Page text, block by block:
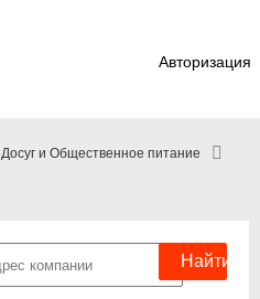
Авторизация
Досуг и Общественное питание